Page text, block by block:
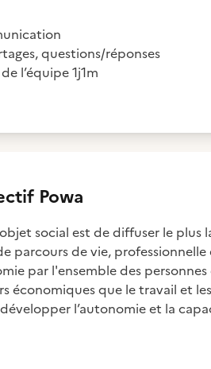
questions/réponses
l’équipe 1j1m
Powa
social est de diffuser le plus
parcours de vie,
par l'ensemble des
économiques que le travail et
l’autonomie et la